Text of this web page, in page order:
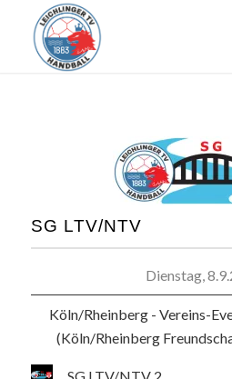
SG LTV/NTV
Dienstag,
Köln/Rheinberg - Vereins-
(Köln/Rheinberg